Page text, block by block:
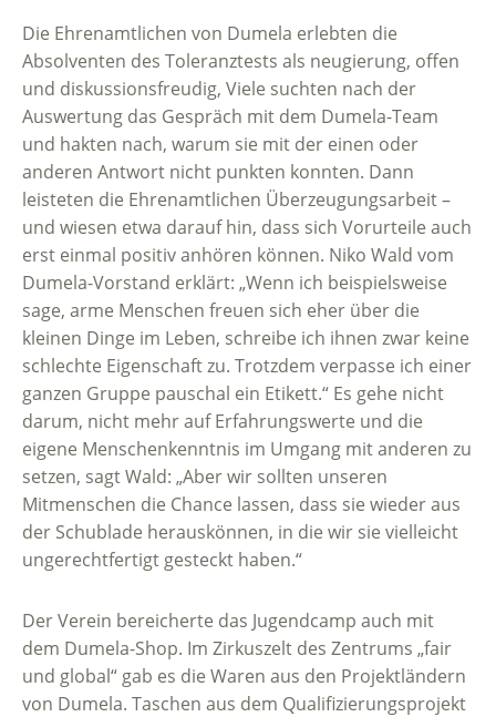
Die Ehrenamtlichen von Dumela erlebten die
Absolventen des Toleranztests als neugierung, offen
und diskussionsfreudig, Viele suchten nach der
Auswertung das Gespräch mit dem Dumela-Team
und hakten nach, warum sie mit der einen oder
anderen Antwort nicht punkten konnten. Dann
leisteten die Ehrenamtlichen Überzeugungsarbeit –
und wiesen etwa darauf hin, dass sich Vorurteile auch
erst einmal positiv anhören können. Niko Wald vom
Dumela-Vorstand erklärt: „Wenn ich beispielsweise
sage, arme Menschen freuen sich eher über die
kleinen Dinge im Leben, schreibe ich ihnen zwar keine
schlechte Eigenschaft zu. Trotzdem verpasse ich einer
ganzen Gruppe pauschal ein Etikett.“ Es gehe nicht
darum, nicht mehr auf Erfahrungswerte und die
eigene Menschenkenntnis im Umgang mit anderen zu
setzen, sagt Wald: „Aber wir sollten unseren
Mitmenschen die Chance lassen, dass sie wieder aus
der Schublade herauskönnen, in die wir sie vielleicht
ungerechtfertigt gesteckt haben.“
Der Verein bereicherte das Jugendcamp auch mit
dem Dumela-Shop. Im Zirkuszelt des Zentrums „fair
und global“ gab es die Waren aus den Projektländern
von Dumela. Taschen aus dem Qualifizierungsprojekt